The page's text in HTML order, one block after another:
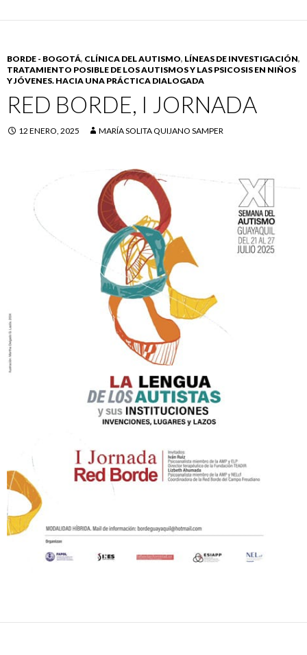
BORDE - BOGOTÁ, CLÍNICA DEL AUTISMO, LÍNEAS DE INVESTIGACIÓN,
TRATAMIENTO POSIBLE DE LOS AUTISMOS Y LAS PSICOSIS EN NIÑOS
Y JÓVENES. HACIA UNA PRÁCTICA DIALOGADA
RED BORDE, I JORNADA
12 ENERO, 2025 MARÍA SOLITA QUIJANO SAMPER